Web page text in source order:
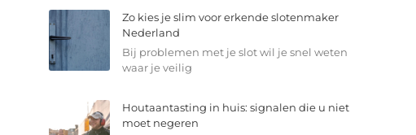
Zo kies je slim voor erkende slotenmaker
Nederland
Bij problemen met je slot wil je snel weten
waar je veilig
Houtaantasting in huis: signalen die u niet
moet negeren